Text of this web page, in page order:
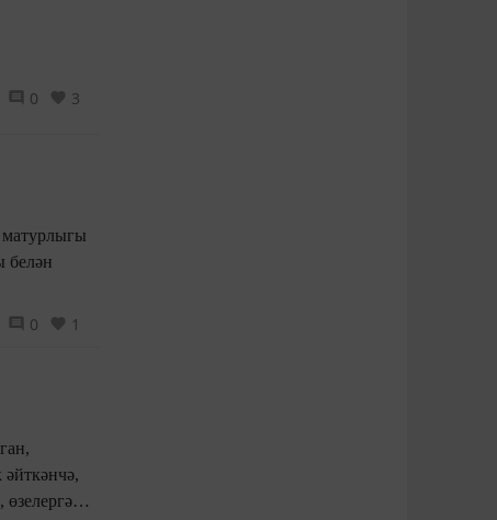
0 3
матурлыгы
белән
0 1